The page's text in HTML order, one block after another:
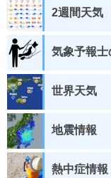
2週間天気
気象予報
世界天気
地震情報
熱中症情報